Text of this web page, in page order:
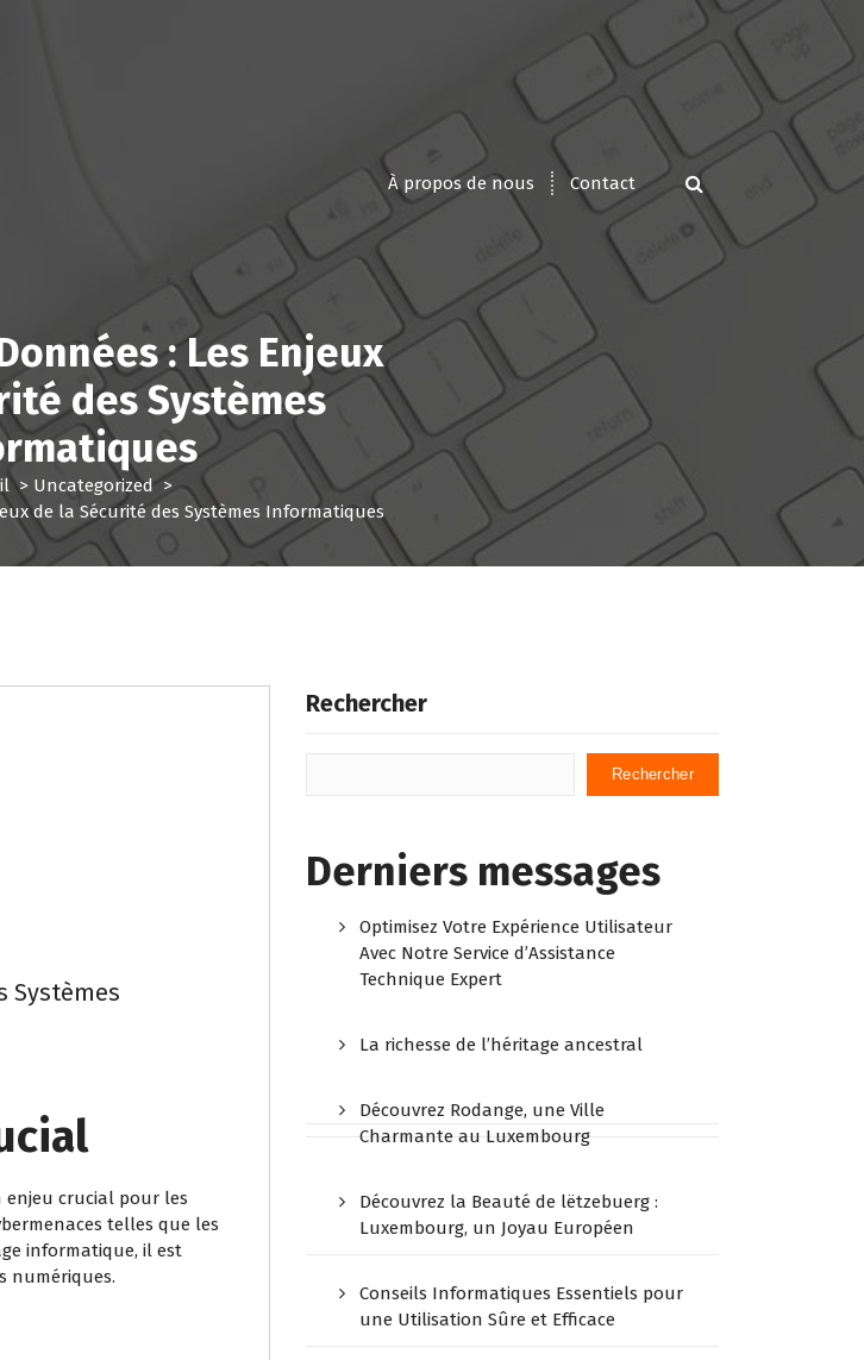
À propos de nous Contact
: Les Enjeux
des Systèmes
> Uncategorized>
de la Sécurité des Systèmes Informatiques
Systèmes
enjeu crucial pour les
telles que les
informatique, il est
numériques.
Rechercher
Rechercher
Derniers messages
Optimisez Votre Expérience Utilisateur
Avec Notre Service d’Assistance
Technique Expert
La richesse de l’héritage ancestral
Découvrez Rodange, une Ville
Charmante au Luxembourg
Découvrez la Beauté de lëtzebuerg :
Luxembourg, un Joyau Européen
Conseils Informatiques Essentiels pour
une Utilisation Sûre et Efficace